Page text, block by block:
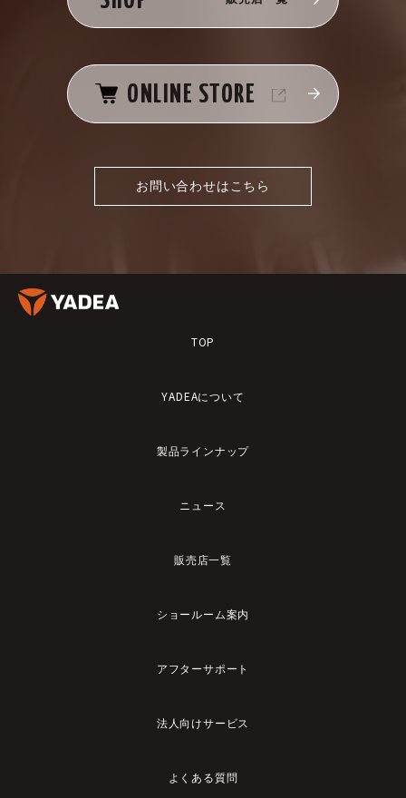
ONLINE STORE
お問い合わせはこちら
TOP
YADEAについて
製品ラインナップ
ニュース
販売店一覧
ショールーム案内
アフターサポート
法人向けサービス
よくある質問